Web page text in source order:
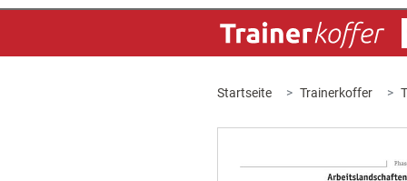
Startseite Trainerkoffer